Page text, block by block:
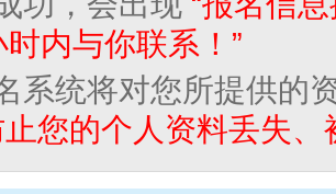
内与你联系！”
系统将对您所提供的
您的个人资料丢失、